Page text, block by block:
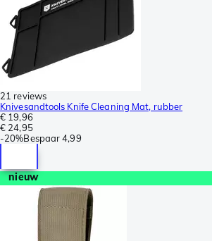
21 reviews
Knivesandtools Knife Cleaning Mat, rubber
€ 19,96
€ 24,95
-20%Bespaar 4,99
nieuw